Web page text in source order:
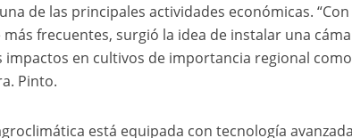
de las principales actividades económicas.
más frecuentes, surgió la idea de instalar una
impactos en cultivos de importancia regional como
Pinto.
está equipada con tecnología